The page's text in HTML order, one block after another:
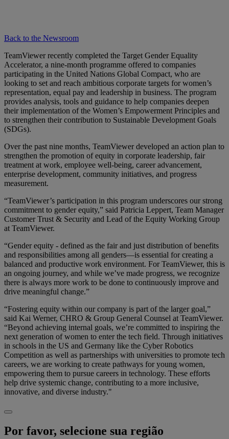
Back to the Newsroom
TeamViewer recently completed the Target Gender Equality
Accelerator, a nine-month programme offered to companies
participating in the United Nations Global Compact, who are
looking to set and reach ambitious corporate targets for women’s
representation, equal pay and leadership in business. The program
provides analysis, tools and guidance to help companies deepen
their implementation of the Women’s Empowerment Principles and
to strengthen their contribution to Sustainable Development Goals
(SDGs).
Over the past nine months, TeamViewer developed an action plan to
strengthen the promotion of equity in corporate leadership, fair
treatment at work, employee well-being, career advancement,
enterprise development, community initiatives, and progress
measurement.
“TeamViewer’s participation in this program underscores our strong
commitment to gender equity,” said Patricia Leppert, Team Manager
Customer Trust & Security and Lead of the Equity Working Group
at TeamViewer.
“Gender equity - defined as the fair and just distribution of benefits
and responsibilities among all genders—is essential for creating a
balanced and productive work environment. For TeamViewer, this is
an ongoing journey, and while we’ve made progress, we recognize
there is always more work to be done to continuously improve and
drive meaningful change.”
“Fostering equity within our company is part of the larger goal,”
said Kai Werner, CHRO & Group General Counsel at TeamViewer.
“Beyond achieving internal goals, we’re committed to inspiring the
next generation of women to enter the tech field. Through initiatives
in schools in the US and Germany like the Cyber Robotics
Competition as well as partnerships with universities to promote tech
careers, we are working to create pathways for young women,
empowering them to pursue careers in technology. These efforts
help drive systemic change, contributing to a more inclusive,
innovative, and diverse industry."
Por favor, selecione sua região